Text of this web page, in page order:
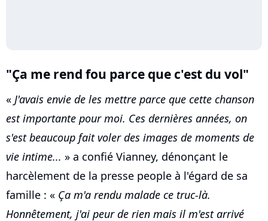
"Ça me rend fou parce que c'est du vol"
« J'avais envie de les mettre parce que cette chanson
est importante pour moi. Ces dernières années, on
s'est beaucoup fait voler des images de moments de
vie intime... » a confié Vianney, dénonçant le
harcèlement de la presse people à l'égard de sa
famille : « Ça m'a rendu malade ce truc-là.
Honnêtement, j'ai peur de rien mais il m'est arrivé